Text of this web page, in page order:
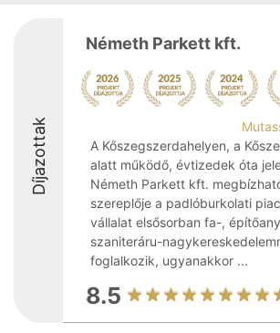
Díjazottak
Németh Parkett kft.
A Kőszegszerdahelyen, a
alatt működő, évtizedek óta
Németh Parkett kft.
szereplője a padlóburkolati
vállalat elsősorban fa-,
szaniteráru-
foglalkozik, ugyanakkor ...
8.5